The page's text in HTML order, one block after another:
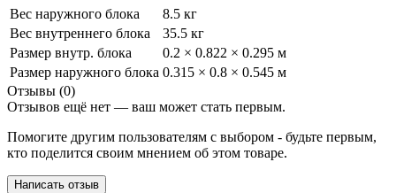
Вес наружного блока
8.5 кг
Вес внутреннего блока
35.5 кг
Размер внутр. блока
0.2 × 0.822 × 0.295 м
Размер наружного блока 0.315 × 0.8 × 0.545 м
Отзывы (0)
Отзывов ещё нет — ваш может стать первым.
Помогите другим пользователям с выбором - будьте первым,
кто поделится своим мнением об этом товаре.
Написать отзыв